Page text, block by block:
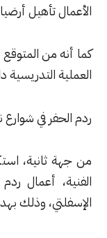
أرضيات الصفوف
المتوقع أن تسهم
التدريسية داخل
في شوارع نوى
استكمل
أعمال ردم عدد من
وذلك بهدف تحسين